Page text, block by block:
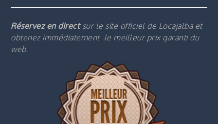
Réservez en directsur le site officiel de Locajalba et
obtenez immédiatement le meilleur prix garanti du
web.